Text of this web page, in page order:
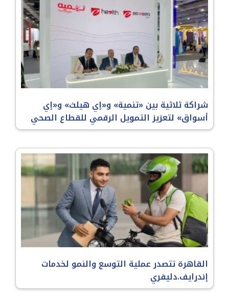
شراكة ثلاثية بين «تنمية» و«إي هيلث» و«إي
أسواق» لتعزيز التمويل الرقمي للقطاع الصحي
القاهرة تتصدر عملية التوسع والنمو لخدمات
إندرايف.دليفري